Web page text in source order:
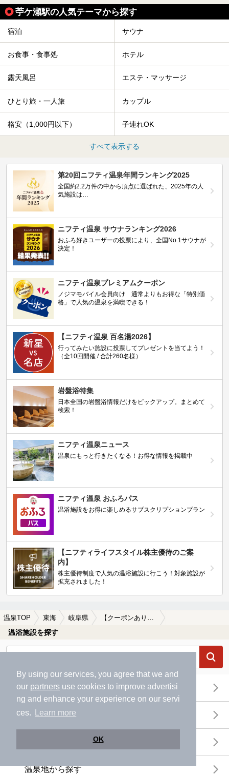
By using our services, you agree that we and
our partners use cookies to improve advertisi
ng and enhance your experience on our servi
ces.
Learn more
OK
苧ケ瀬駅の人気テーマから探す
宿泊 サウナ
お食事・食事処 ホテル
露天風呂 エステ・マッサージ
ひとり旅・一人旅 カップル
格安（1,000円以下） 子連れOK
すべて表示する
第20回ニフティ温泉年間ランキング2025
全国約2.2万件の中から頂点に選ばれた、2025年の人
気施設は…
ニフティ温泉 サウナランキング2026
おふろ好きユーザーの投票により、全国No.1サウナが
決定！
ニフティ温泉プレミアムクーポン
ノジマモバイル会員向け 通常よりもお得な「特別価
格」で人気の温泉を満喫できる！
【ニフティ温泉 百名湯2026】
行ってみたい施設に投票してプレゼントを当てよう！
（全10回開催 / 合計260名様）
岩盤浴特集
日本全国の岩盤浴情報だけをピックアップ。まとめて
検索！
ニフティ温泉ニュース
温泉にもっと行きたくなる！お得な情報を掲載中
ニフティ温泉 おふろパス
温浴施設をお得に楽しめるサブスクリプションプラン
【ニフティライフスタイル株主優待のご案
内】
株主優待制度で人気の温浴施設に行こう！対象施設が
拡充されました！
温泉TOP 東海 岐阜県
温浴施設を探す
エリアから探す
地図から探す
温泉地から探す